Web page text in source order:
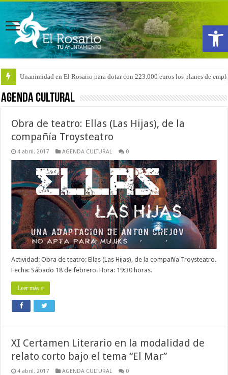
Unanimidad en El Rosario para dotar con 223.000 euros los planes de
Arranca la reforma del CEIP San Isidro con las demoliciones para la
AGENDA CULTURAL
Obra de teatro: Ellas (Las Hijas), de la
compañía Troysteatro
4 abril, 2017 AGENDA CULTURAL 0
Actividad: Obra de teatro: Ellas (Las Hijas), de la compañía Troysteatro.
Fecha: Sábado 18 de febrero. Hora: 19:30 horas.
Leer más »
XI Certamen Literario en la modalidad de
relato corto bajo el tema “El Mar”
4 abril, 2017 AGENDA CULTURAL 0